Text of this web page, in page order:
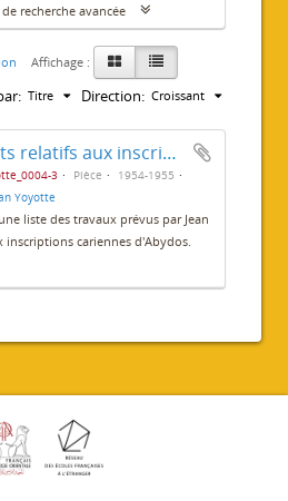
recherche avancée
Affichage :
Titre Direction: Croissant
Liste des projets relatifs aux inscriptions cariennes
3 Pièce
1954-1955
Yoyotte
liste des travaux prévus par Jean
cariennes d'Abydos.